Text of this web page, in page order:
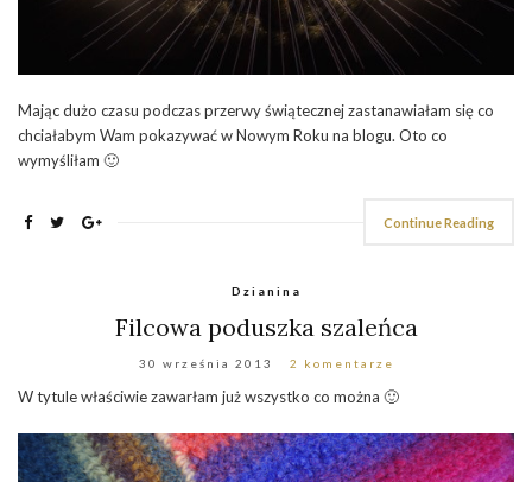
Mając dużo czasu podczas przerwy świątecznej zastanawiałam się co
chciałabym Wam pokazywać w Nowym Roku na blogu. Oto co
wymyśliłam 🙂
Continue Reading
Dzianina
Filcowa poduszka szaleńca
30 września 2013 2 komentarze
W tytule właściwie zawarłam już wszystko co można 🙂